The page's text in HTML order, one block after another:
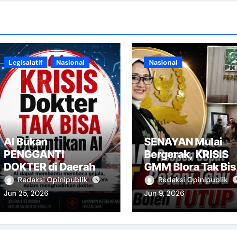
Legisalatif Nasional
AI Bukan
PENGGANTI
DOKTER di Daerah
Redaksi Opinipublik
Jun 25, 2026
Nasional
SENAYAN Mulai
Bergerak, KRISIS
GMM Blora Tak
DITUTUP LAGI
Redaksi Opinipublik
Jun 9, 2026